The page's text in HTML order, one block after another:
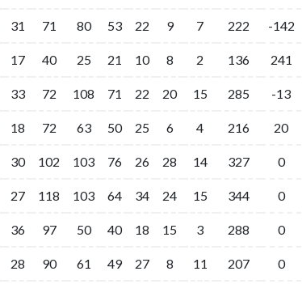
31 71 80 53 22 9 7 222 -142
17 40 25 21 10 8 2 136 241
33 72 108 71 22 20 15 285 -13
18 72 63 50 25 6 4 216 20
30 102 103 76 26 28 14 327 0
27 118 103 64 34 24 15 344 0
36 97 50 40 18 15 3 288 0
28 90 61 49 27 8 11 207 0